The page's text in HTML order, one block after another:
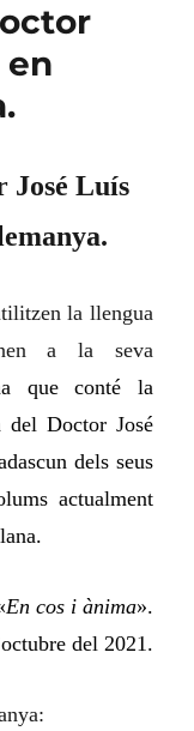
en
José Luís
la llengua
a la seva
que conté la
del Doctor José
dels seus
actualment
En cos i ànima».
del 2021.